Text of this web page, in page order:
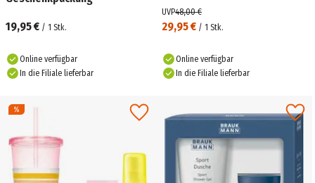
19,95 € / 1 Stk.
Online verfügbar
In die Filiale lieferbar
29,95 € / 1 Stk.
UVP48,00 €
Online verfügbar
In die Filiale lieferbar